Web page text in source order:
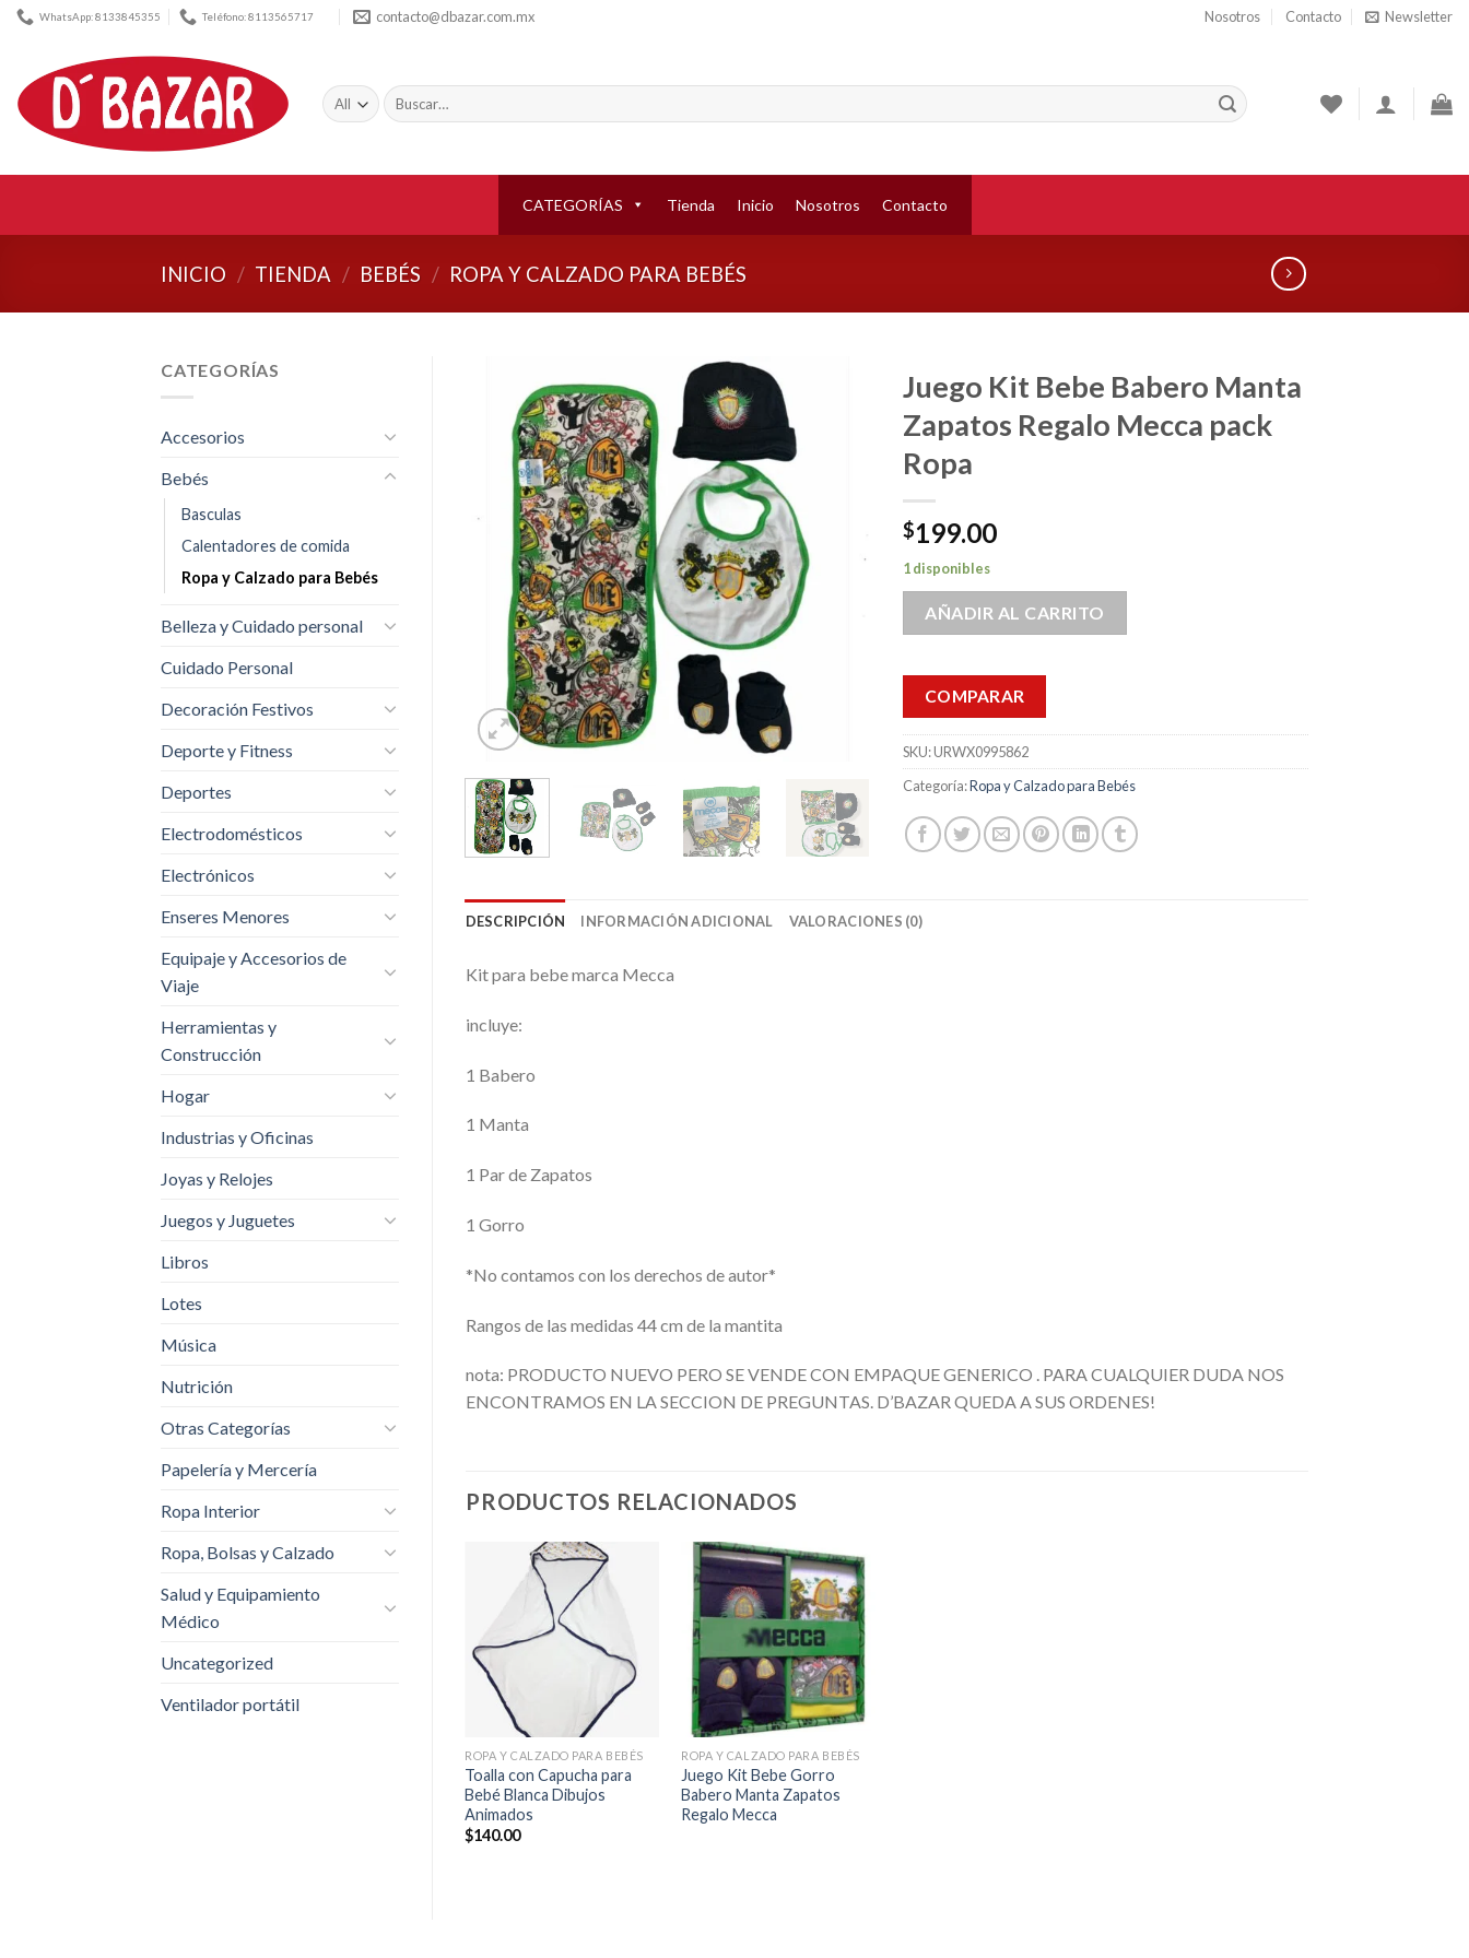
Skip
content
WhatsApp: 8133845355 Teléfono: 8113565717 contacto@dbazar.com.mx Nosotros Contacto Newsletter
Buscar
por:
CATEGORÍAS Tienda Inicio Nosotros Contacto
INICIO / TIENDA / BEBÉS / ROPA Y CALZADO PARA BEBÉS
CATEGORÍAS
Accesorios
Bebés
Basculas
Calentadores de comida
Ropa y Calzado para Bebés
Belleza y Cuidado personal
Cuidado Personal
Decoración Festivos
Deporte y Fitness
Deportes
Electrodomésticos
Electrónicos
Enseres Menores
Equipaje y Accesorios de
Viaje
Herramientas y
Construcción
Hogar
Industrias y Oficinas
Joyas y Relojes
Juegos y Juguetes
Libros
Lotes
Música
Nutrición
Otras Categorías
Papelería y Mercería
Ropa Interior
Ropa, Bolsas y Calzado
Salud y Equipamiento
Médico
Uncategorized
Ventilador portátil
Juego Kit Bebe Babero Manta
Zapatos Regalo Mecca pack
Ropa
$199.00
1 disponibles
AÑADIR AL CARRITO
COMPARAR
SKU:URWX0995862
Categoría:Ropa y Calzado para Bebés
DESCRIPCIÓN INFORMACIÓN ADICIONAL VALORACIONES (0)
Kit para bebe marca Mecca
incluye:
1 Babero
1 Manta
1 Par de Zapatos
1 Gorro
*No contamos con los derechos de autor*
Rangos de las medidas 44 cm de la mantita
nota: PRODUCTO NUEVO PERO SE VENDE CON EMPAQUE GENERICO . PARA CUALQUIER DUDA NOS
ENCONTRAMOS EN LA SECCION DE PREGUNTAS. D’BAZAR QUEDA A SUS ORDENES!
PRODUCTOS RELACIONADOS
deseos
ROPA Y CALZADO PARA BEBÉS
Toalla con Capucha para
Bebé Blanca Dibujos
Animados
$140.00
Añadir
a la
lista de
deseos
ROPA Y CALZADO PARA BEBÉS
Juego Kit Bebe Gorro
Babero Manta Zapatos
Regalo Mecca